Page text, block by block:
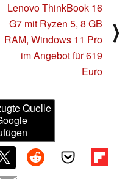
Lenovo ThinkBook 16
G7 mit Ryzen 5, 8 GB
RAM, Windows 11 Pro
im Angebot für 619
Euro
⟩
Quelle